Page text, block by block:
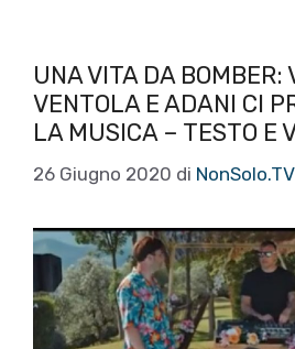
UNA VITA DA BOMBER:
VENTOLA E ADANI CI
LA MUSICA – TESTO E
26 Giugno 2020 di NonSolo.TV